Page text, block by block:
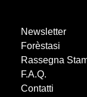
Newsletter
Forèstasi
Rassegna
F.A.Q.
Contatti